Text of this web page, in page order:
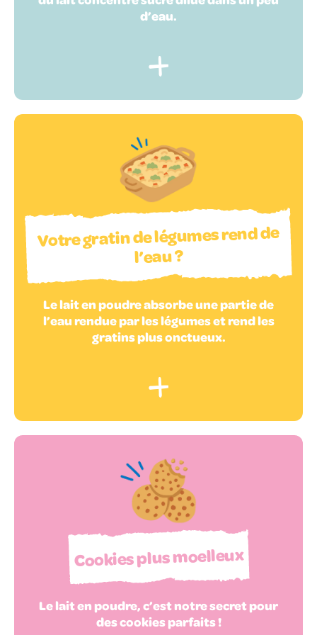
d’eau.
Votre gratin de légumes rend de
l’eau ?
Le lait en poudre absorbe une partie de
l’eau rendue par les légumes et rend les
gratins plus onctueux.
Cookies plus moelleux
Le lait en poudre, c’est notre secret pour
des cookies parfaits !